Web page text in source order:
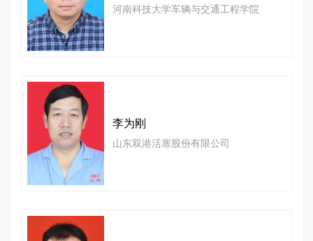
河南科技大学车辆与交通工程学院
李为刚
山东双港活塞股份有限公司